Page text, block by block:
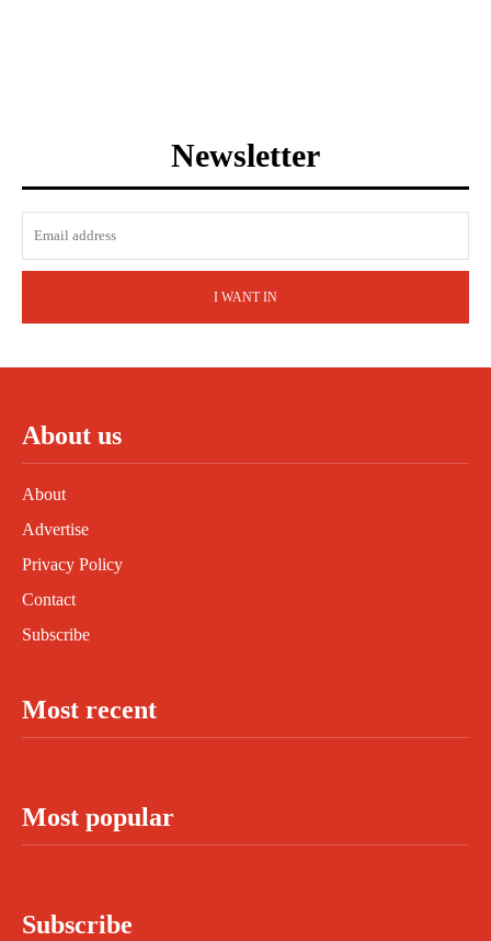
Newsletter
I WANT IN
About us
About
Advertise
Privacy Policy
Contact
Subscribe
Most recent
Most popular
Subscribe